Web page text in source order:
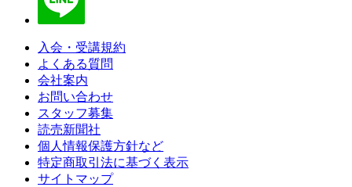
入会・受講規約
よくある質問
会社案内
お問い合わせ
スタッフ募集
読売新聞社
個人情報保護方針など
特定商取引法に基づく表示
サイトマップ